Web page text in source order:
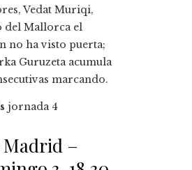
Vedat Muriqi,
Mallorca el
no ha visto puerta;
Guruzeta acumula
marcando.
jornada 4
–